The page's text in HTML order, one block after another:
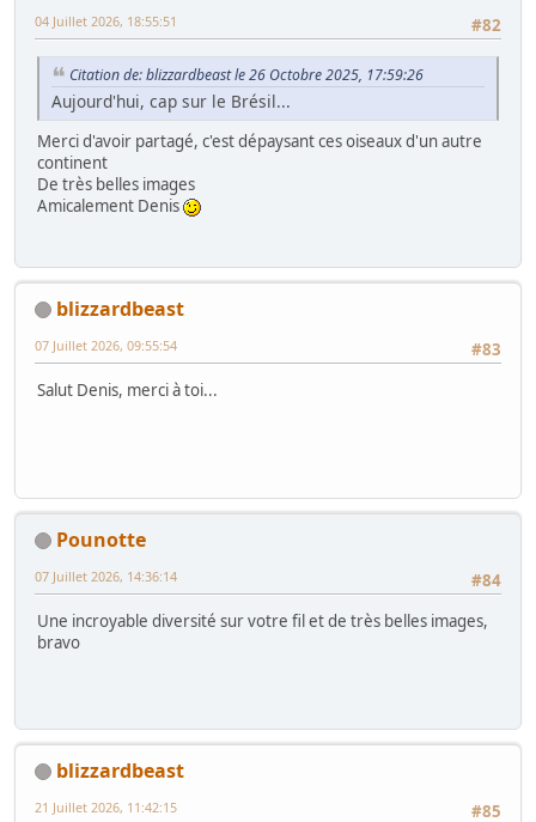
#82
04 Juillet 2026, 18:55:51
Citation de: blizzardbeast le 26 Octobre 2025, 17:59:26
Aujourd'hui, cap sur le Brésil...
Merci d'avoir partagé, c'est dépaysant ces oiseaux d'un autre
continent
De très belles images
Amicalement Denis
blizzardbeast
#83
07 Juillet 2026, 09:55:54
Salut Denis, merci à toi...
Pounotte
#84
07 Juillet 2026, 14:36:14
Une incroyable diversité sur votre fil et de très belles images,
bravo
blizzardbeast
#85
21 Juillet 2026, 11:42:15